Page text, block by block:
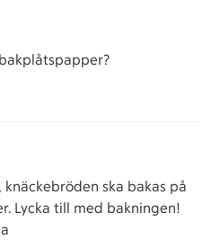
knäckebröden ska bakas på
Lycka till med bakningen!